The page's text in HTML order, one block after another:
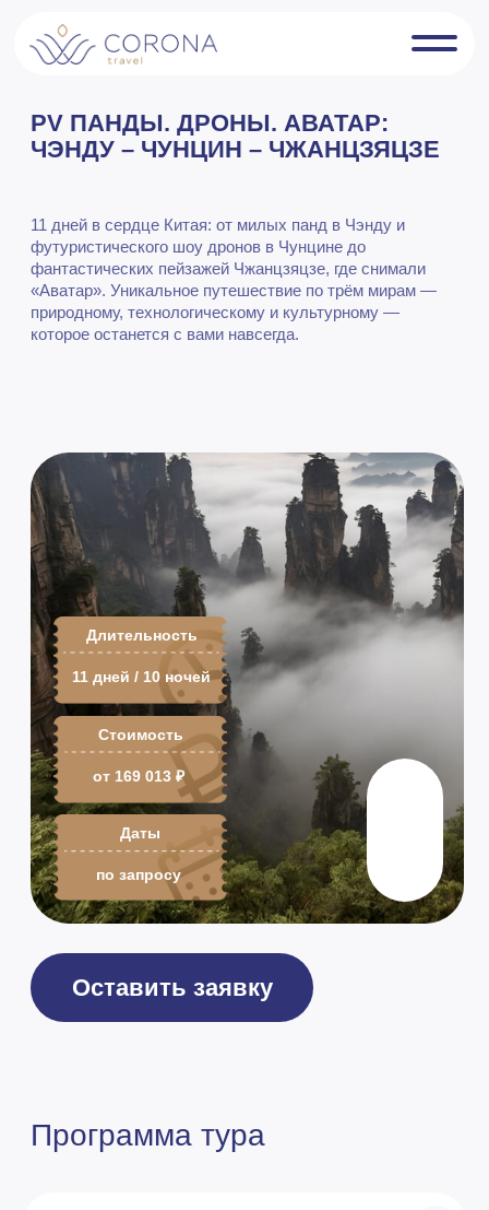
11 дней в сердце Китая: от милых панд в Чэнду и
природному, технологическому и культурному —
которое останется с вами навсегда.
Оставить заявку
11 дней / 10 ночей
Длительность
от 169 013
Стоимость
Даты
Программа тура